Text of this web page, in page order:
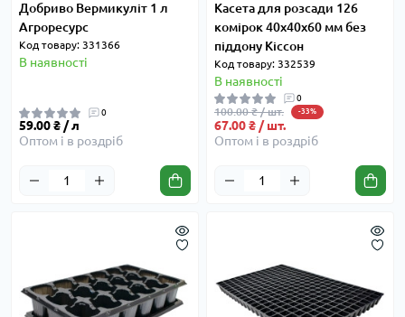
Добриво Вермикуліт 1 л
Агроресурс
Код товару: 331366
В наявності
0
59.00 ₴ / л
Оптом і в роздріб
Касета для розсади 126
комірок 40x40x60 мм без
піддону Кіссон
Код товару: 332539
В наявності
0
100.00 ₴ / шт. -33%
67.00 ₴ / шт.
Оптом і в роздріб